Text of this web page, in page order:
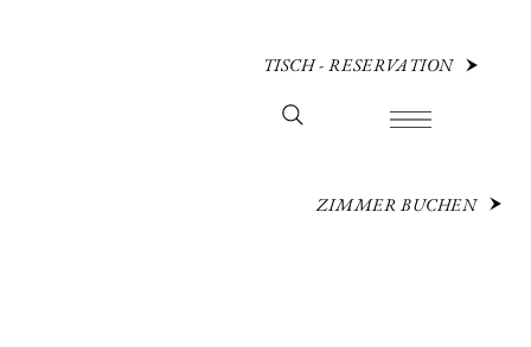
ZIMMER BUCHEN
TISCH - RESERVATION